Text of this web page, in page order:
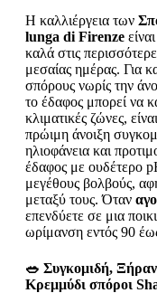
Η καλλιέργεια των
lunga di Firenze
καλά στις
μεσαίας ημέρας. Για
σπόρους νωρίς την
το έδαφος μπορεί να
κλιματικές ζώνες,
πρώιμη άνοιξη
ηλιοφάνεια και
έδαφος με ουδέτερο
μεγέθους βολβούς,
μεταξύ τους. Όταν
επενδύετε σε μια
ωρίμανση εντός 90
🥗 Συγκομιδή,
Κρεμμύδι σπόροι